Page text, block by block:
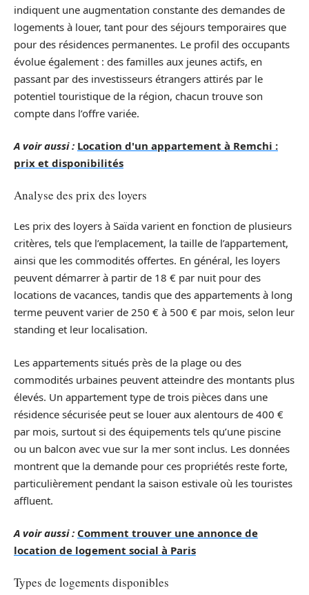
indiquent une augmentation constante des demandes de
logements à louer, tant pour des séjours temporaires que
pour des résidences permanentes. Le profil des occupants
évolue également : des familles aux jeunes actifs, en
passant par des investisseurs étrangers attirés par le
potentiel touristique de la région, chacun trouve son
compte dans l’offre variée.
A voir aussi : Location d'un appartement à Remchi :
prix et disponibilités
Analyse des prix des loyers
Les prix des loyers à Saïda varient en fonction de plusieurs
critères, tels que l’emplacement, la taille de l’appartement,
ainsi que les commodités offertes. En général, les loyers
peuvent démarrer à partir de 18 € par nuit pour des
locations de vacances, tandis que des appartements à long
terme peuvent varier de 250 € à 500 € par mois, selon leur
standing et leur localisation.
Les appartements situés près de la plage ou des
commodités urbaines peuvent atteindre des montants plus
élevés. Un appartement type de trois pièces dans une
résidence sécurisée peut se louer aux alentours de 400 €
par mois, surtout si des équipements tels qu’une piscine
ou un balcon avec vue sur la mer sont inclus. Les données
montrent que la demande pour ces propriétés reste forte,
particulièrement pendant la saison estivale où les touristes
affluent.
A voir aussi : Comment trouver une annonce de
location de logement social à Paris
Types de logements disponibles